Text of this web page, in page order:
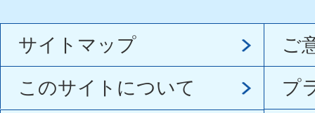
サイトマップ
ご
このサイトについて
プ